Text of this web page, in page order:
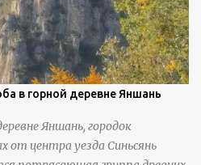
в горной деревне Яншань
Яншань, городок
от центра уезда Синьсянь